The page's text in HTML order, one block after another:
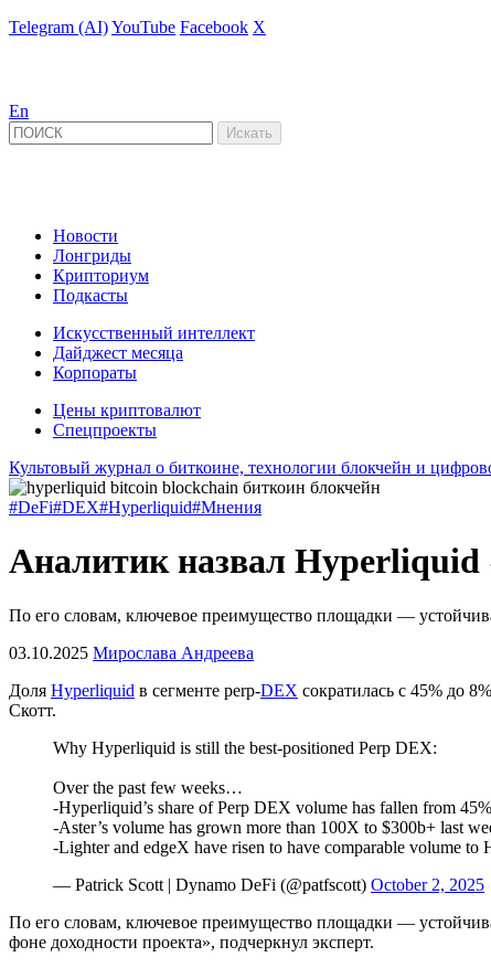
Telegram (AI)YouTube Facebook X
En
Новости
Лонгриды
Крипториум
Подкасты
Искусственный интеллект
Дайджест месяца
Корпораты
Цены криптовалют
Спецпроекты
Культовый журнал о биткоине, технологии блокчейн и
#DeFi#DEX#Hyperliquid#Мнения
Аналитик назвал
По его словам, ключевое преимущество площадки —
03.10.2025 Мирослава Андреева
Доля Hyperliquid в сегменте perp-DEX сократилась с 45% до
Скотт.
Why Hyperliquid is still the best-positioned Perp DEX:
Over the past few weeks…
-Hyperliquid’s share of Perp DEX volume has fallen from
-Aster’s volume has grown more than 100X to $300b+ last
-Lighter and edgeX have risen to have comparable volume
— Patrick Scott | Dynamo DeFi (@patfscott) October 2, 2025
По его словам, ключевое преимущество площадки —
фоне доходности проекта», подчеркнул эксперт.